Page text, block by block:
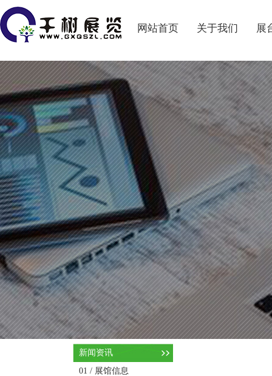
网站首页 关于我们 展
新闻资讯
01 / 展馆信息